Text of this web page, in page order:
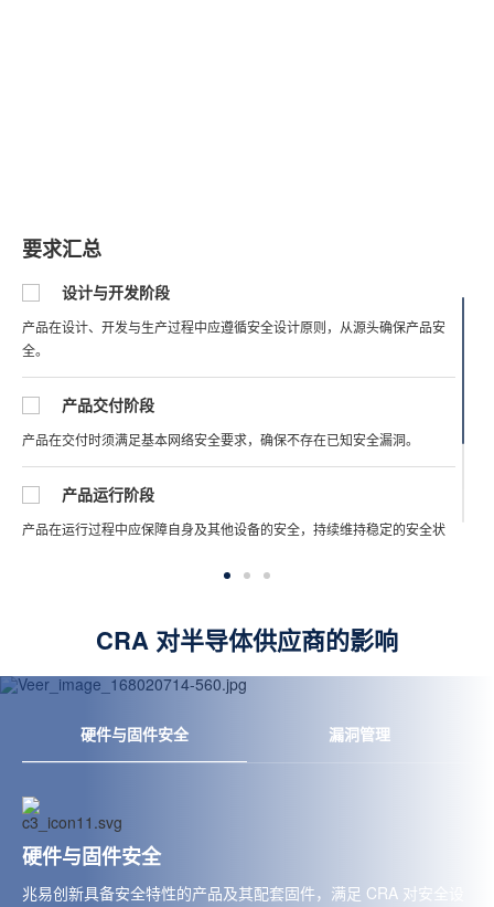
要求汇总
设计与开发阶段
产品在设计、开发与生产过程中应遵循安全设计原则，从源头确保产品安
全。
产品交付阶段
产品在交付时须满足基本网络安全要求，确保不存在已知安全漏洞。
产品运行阶段
产品在运行过程中应保障自身及其他设备的安全，持续维持稳定的安全状
相关流程与组织能力应遵循基于安全风险的最佳实践，以有效应对各类网
CRA 对半导体供应商的影响
硬件与固件安全 漏洞管理
硬件与固件安全
兆易创新具备安全特性的产品及其配套固件，满足 CRA 对安全设